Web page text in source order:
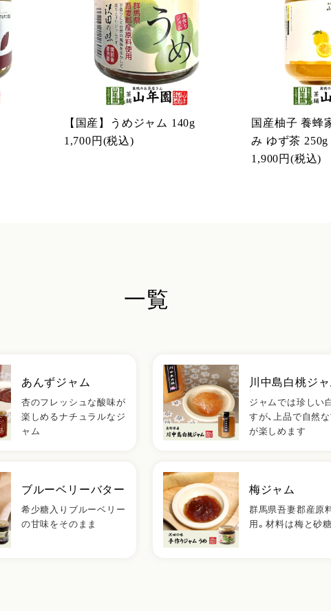
【国産】うめジャム 140g
1,700円 (税込)
国産柚子 養蜂
み ゆず茶 250g
1,900円(税込)
一覧
あんずジャム
杏のフレッシュな酸味が
楽しめるナチュラルなジ
ャム
川中島白桃ジャ
ジャムでは珍しい
すが、上品で自然
が楽しめます
ブルーベリーバター
希少糖入りブルーベリー
の甘味をそのまま
梅ジャム
群馬県吾妻郡産原
用。材料は梅と砂